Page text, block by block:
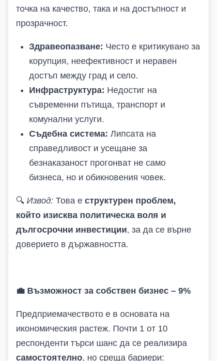
точка на качество, така и на достъпност и
прозрачност.
Здравеопазване: Често е критикувано за
корупция, неефективност и неравен
достъп между град и село.
Инфраструктура: Недостиг на
съвременни пътища, транспорт и
комунални услуги.
Съдебна система: Липсата на
справедливост и усещане за
безнаказаност прогонват не само
бизнеса, но и обикновения човек.
🔍 Извод: Това е структурен проблем,
който изисква политическа воля и
дългосрочни инвестиции, за да се върне
доверието в държавността.
💼 Възможност за собствен бизнес – 9%
Предприемачеството е в основата на
икономическия растеж. Почти 1 от 10
респонденти търси шанс да се реализира
самостоятелно, но среща бариери: